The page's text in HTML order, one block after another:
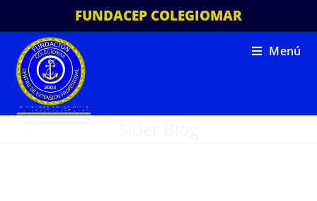
FUNDACEP COLEGIOMAR
Menú